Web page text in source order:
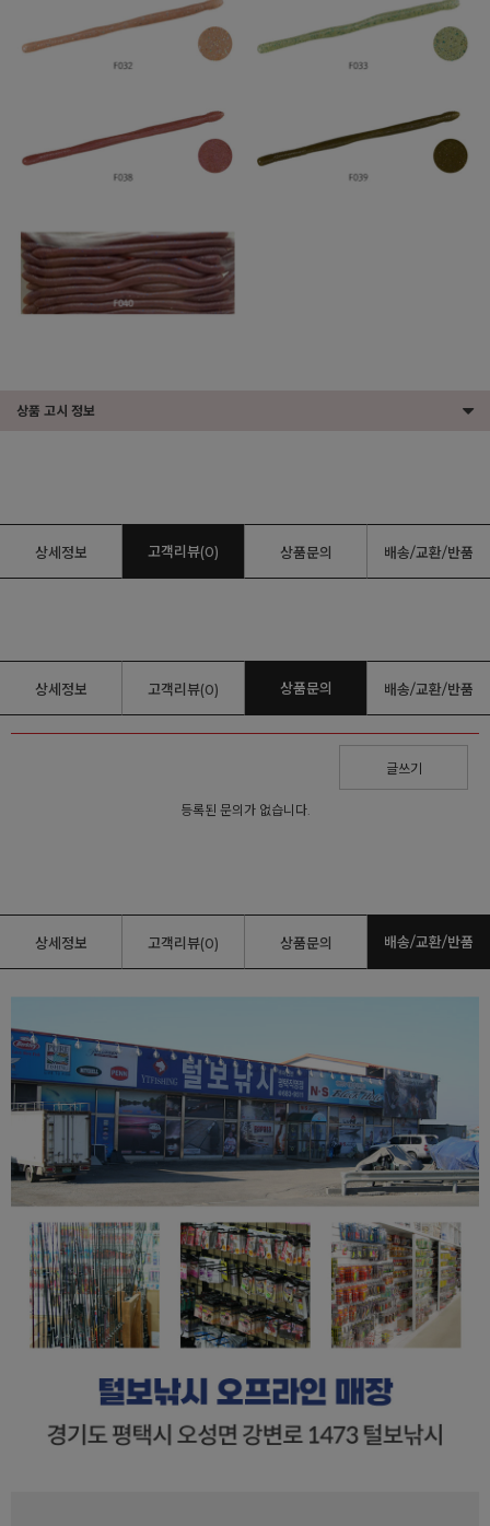
상품 고시 정보
상세정보 고객리뷰(0) 상품문의 배송/교환/반품
상세정보 고객리뷰(0) 상품문의 배송/교환/반품
글쓰기
등록된 문의가 없습니다.
상세정보 고객리뷰(0) 상품문의 배송/교환/반품